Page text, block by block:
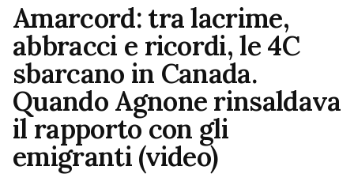
Amarcord: tra lacrime,
abbracci e ricordi, le 4C
sbarcano in Canada.
Quando Agnone rinsaldava
il rapporto con gli
emigranti (video)